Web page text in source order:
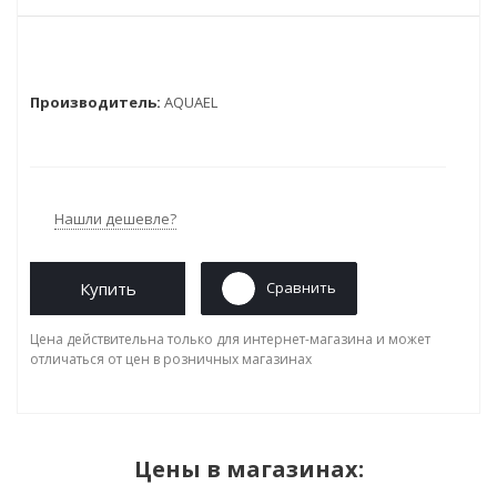
Производитель: AQUAEL
Нашли дешевле?
Купить Сравнить
Цена действительна только для интернет-магазина и может
отличаться от цен в розничных магазинах
Цены в магазинах: